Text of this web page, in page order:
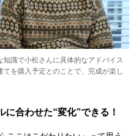
識で小松さんに具体的なアドバイス
を購入予定とのことで、完成が楽し
合わせた“変化”できる！